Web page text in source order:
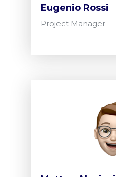
Eugenio Rossi
Project Manager